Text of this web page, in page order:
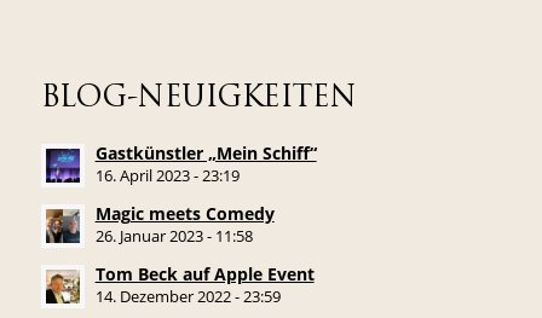
BLOG-NEUIGKEITEN
Gastkünstler „Mein Schiff“
16. April 2023 - 23:19
Magic meets Comedy
26. Januar 2023 - 11:58
Tom Beck auf Apple Event
14. Dezember 2022 - 23:59